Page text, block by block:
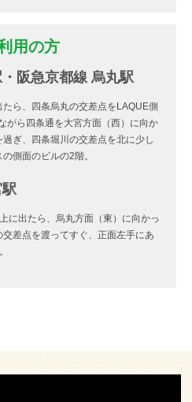
用の方
阪急京都線 烏丸駅
ら、四条烏丸の交差点をLAQUE側
がら四条通を大宮方面（西）に向か
ぎ、四条堀川の交差点を北に少し
側面のビルの2階。
に出たら、烏丸方面（東）に向かっ
差点を渡ってすぐ、正面左手にあ